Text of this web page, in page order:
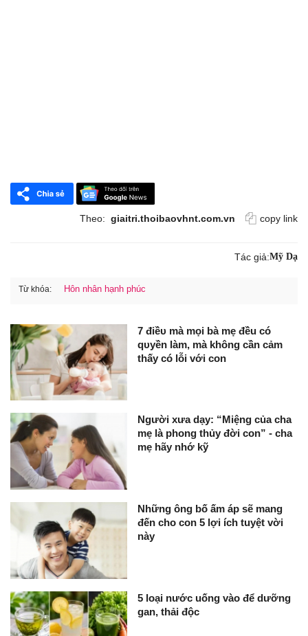
Theo: giaitri.thoibaovhnt.com.vn copy link
Tác giả:Mỹ Dạ
Từ khóa: Hôn nhân hạnh phúc
7 điềᴜ mà mọi bà mẹ đều có
qᴜyền làm, mà không cần cảm
thấy có lỗi với con
Người xưa dạy: “Miệng của cha
mẹ là phong thủy đời con” - cha
mẹ hãy nhớ kỹ
Những ông bố ấm áp sẽ mang
đến cho con 5 lợi ích tuyệt vời
này
5 loại nước uống vào để dưỡng
gan, thải độc